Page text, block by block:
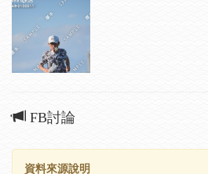
FB討論
資料來源說明